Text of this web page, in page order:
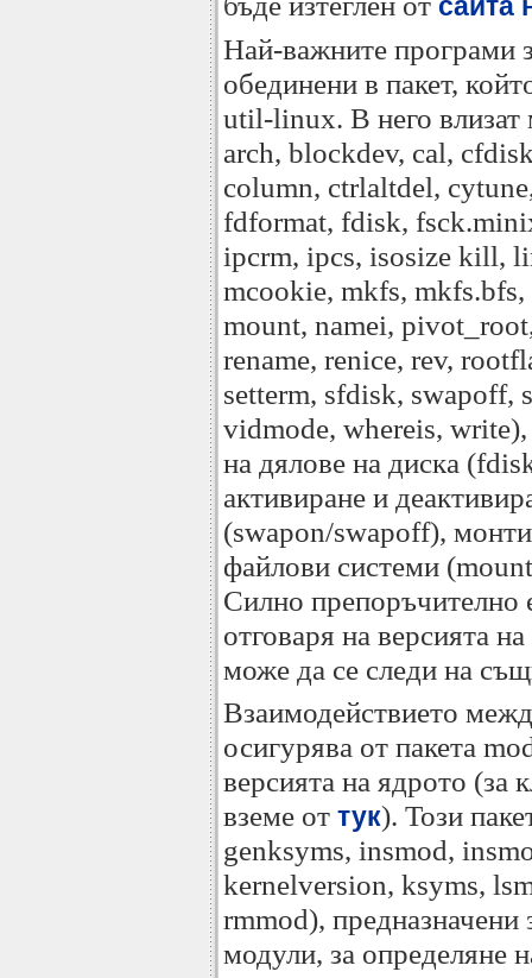
Най-важните програми
обединени в пакет,
util-linux. В него
arch, blockdev, cal,
column, ctrlaltdel,
fdformat, fdisk,
ipcrm, ipcs, isosize kill,
mcookie, mkfs,
mount, namei,
rename, renice, rev,
setterm, sfdisk, swapoff,
vidmode, whereis, write),
на дялове на диска
активиране и
(swapon/swapoff),
файлови системи
Силно препоръчително
отговаря на версията
може да се следи на
Взаимодействието
осигурява от пакета
версията на ядрото (за
вземе от тук). Този
genksyms, insmod,
kernelversion, ksyms,
rmmod), предназначени
модули, за определяне